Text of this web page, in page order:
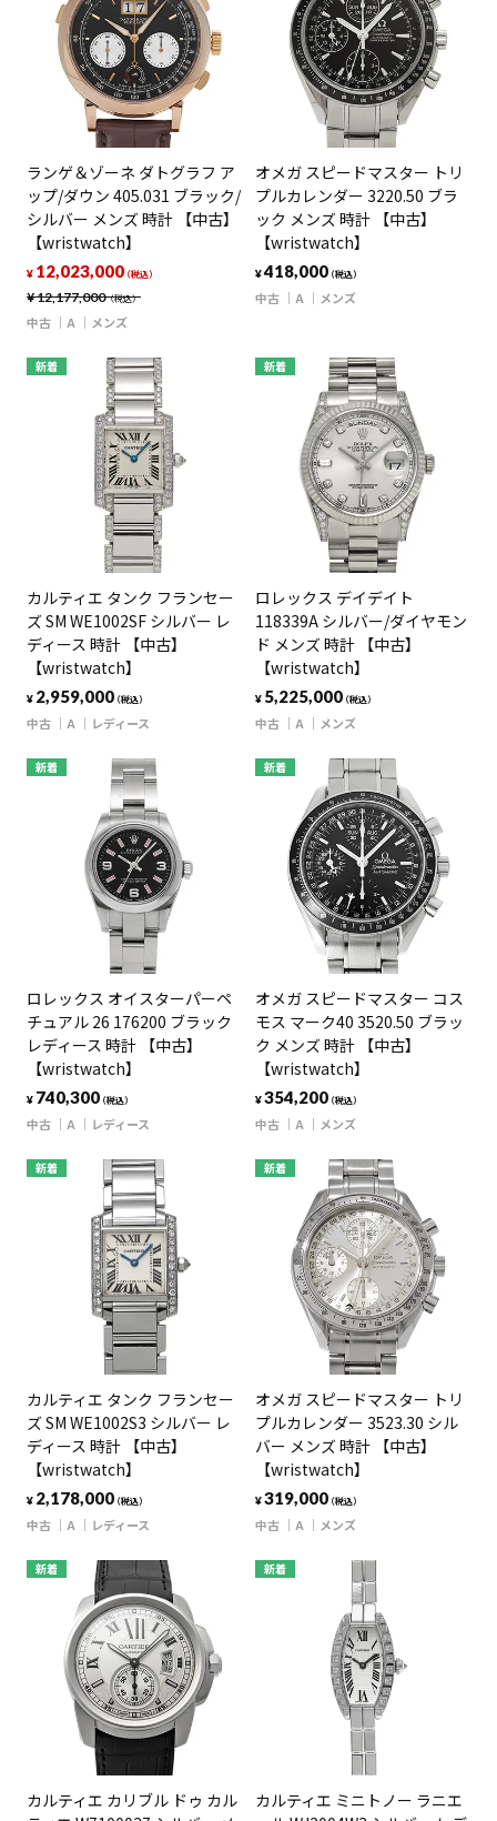
ランゲ＆ゾーネ ダトグラフ ア
ップ/ダウン 405.031 ブラック/
シルバー メンズ 時計 【中古】
【wristwatch】
¥12,177,000（税込）
¥ 12,023,000（税込）
中古 A メンズ
オメガ スピードマスター トリ
プルカレンダー 3220.50 ブラ
ック メンズ 時計 【中古】
【wristwatch】
¥418,000（税込）
中古 A メンズ
新着
カルティエ タンク フランセー
ズ SM WE1002SF シルバー レ
ディース 時計 【中古】
【wristwatch】
¥ 2,959,000（税込）
中古 A レディース
新着
ロレックス デイデイト
118339A シルバー/ダイヤモン
ド メンズ 時計 【中古】
【wristwatch】
¥ 5,225,000（税込）
中古 A メンズ
新着
ロレックス オイスターパーペ
チュアル 26 176200 ブラック
レディース 時計 【中古】
【wristwatch】
¥ 740,300（税込）
中古 A レディース
新着
オメガ スピードマスター コス
モス マーク40 3520.50 ブラッ
ク メンズ 時計 【中古】
【wristwatch】
¥354,200（税込）
中古 A メンズ
新着
カルティエ タンク フランセー
ズ SM WE1002S3 シルバー レ
ディース 時計 【中古】
【wristwatch】
¥ 2,178,000（税込）
中古 A レディース
新着
オメガ スピードマスター トリ
プルカレンダー 3523.30 シル
バー メンズ 時計 【中古】
【wristwatch】
¥319,000（税込）
中古 A メンズ
新着
カルティエ カリブル ドゥ カル
新着
カルティエ ミニトノー ラニエ